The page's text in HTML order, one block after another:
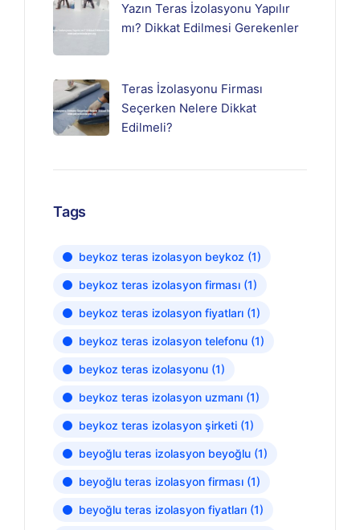
Yazın Teras İzolasyonu Yapılır
mı? Dikkat Edilmesi Gerekenler
Teras İzolasyonu Firması
Seçerken Nelere Dikkat
Edilmeli?
Tags
beykoz teras izolasyon beykoz (1)
beykoz teras izolasyon firması (1)
beykoz teras izolasyon fiyatları (1)
beykoz teras izolasyon telefonu (1)
beykoz teras izolasyonu (1)
beykoz teras izolasyon uzmanı (1)
beykoz teras izolasyon şirketi (1)
beyoğlu teras izolasyon beyoğlu (1)
beyoğlu teras izolasyon firması (1)
beyoğlu teras izolasyon fiyatları (1)